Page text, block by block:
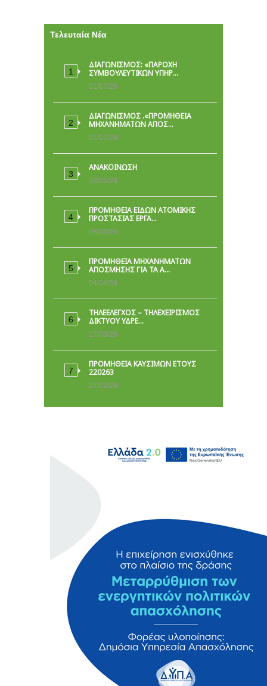
Τελευταία Νέα
ΔΙΑΓΩΝΙΣΜΟΣ: «ΠΑΡΟΧΉ
ΣΥΜΒΟΥΛΕΥΤΙΚΏΝ ΥΠΗΡ…
01/07/26
ΔΙΑΓΩΝΙΣΜΟΣ .«ΠΡΟΜΗΘΕΙΑ
ΜΗΧΑΝΗΜΑΤΩΝ ΑΠΟΣ…
01/07/26
ΑΝΑΚΟΙΝΩΣΗ
28/05/26
ΠΡΟΜΉΘΕΙΑ ΕΙΔΏΝ ΑΤΟΜΙΚΉΣ
ΠΡΟΣΤΑΣΊΑΣ ΕΡΓΑ…
08/05/26
ΠΡΟΜΗΘΕΙΑ ΜΗΧΑΝΗΜΑΤΩΝ
ΑΠΟΣΜΗΣΗΣ ΓΙΑ ΤΑ Α…
04/04/26
ΤΗΛΕΕΛΕΓΧΟΣ – ΤΗΛΕΧΕΙΡΙΣΜΟΣ
ΔΙΚΤΥΟΥ ΥΔΡΕ…
17/03/26
ΠΡΟΜΗΘΕΙΑ ΚΑΥΣΙΜΩΝ ΕΤΟΥΣ
220263
27/02/26